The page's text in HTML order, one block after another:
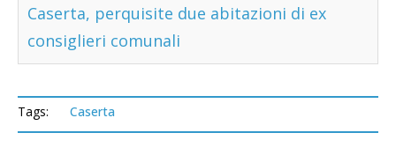
Caserta, perquisite due abitazioni di ex
consiglieri comunali
Tags: Caserta